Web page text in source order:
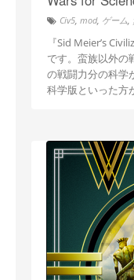
Civ5, mod, ゲーム,
『Sid Meier’s
です。蛮族以外の
の戦闘力分の科学
科学版といった方